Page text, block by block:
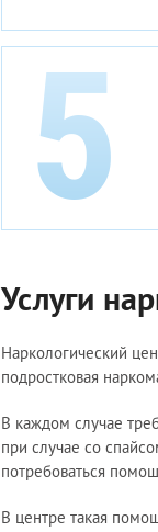
Услуги
Наркологический
подростковая
В каждом случае
при случае со
потребоваться
В центре такая